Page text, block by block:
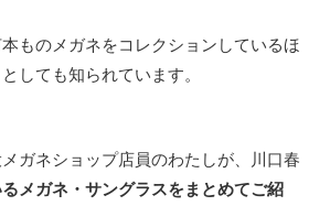
ものメガネをコレクションしているほ
しても知られています。
ガネショップ店員のわたしが、川口春
メガネ・サングラスをまとめてご紹